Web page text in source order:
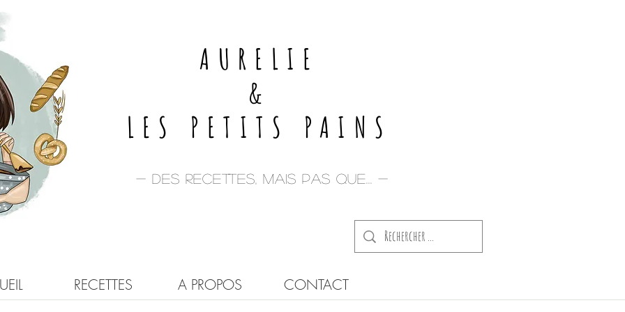
AURELIE
&
LES PETITS PAINS
- Des recettes, mais pas que... -
RECETTES A PROPOS CONTACT